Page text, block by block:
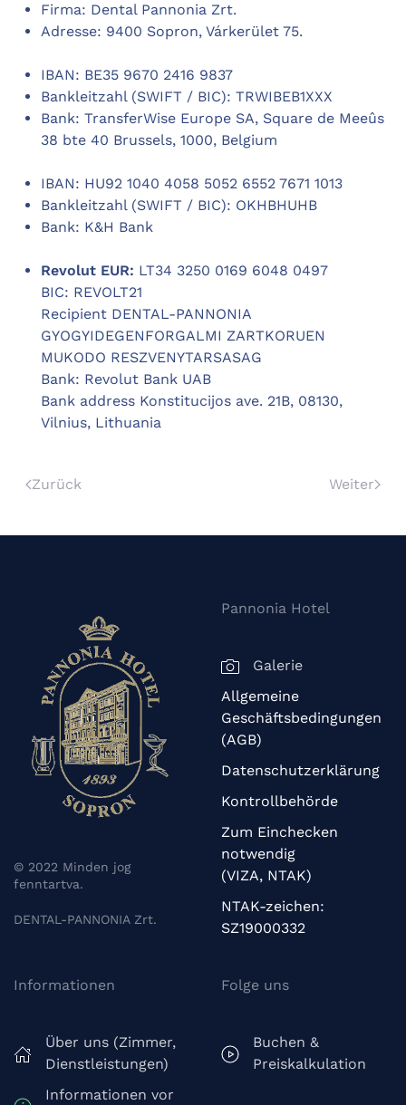
Firma: Dental Pannonia Zrt.
Adresse: 9400 Sopron, Várkerület 75.
IBAN: BE35 9670 2416 9837
Bankleitzahl (SWIFT / BIC): TRWIBEB1XXX
Bank: TransferWise Europe SA, Square de Meeûs
38 bte 40 Brussels, 1000, Belgium
IBAN: HU92 1040 4058 5052 6552 7671 1013
Bankleitzahl (SWIFT / BIC): OKHBHUHB
Bank: K&H Bank
Revolut EUR: LT34 3250 0169 6048 0497
BIC: REVOLT21
Recipient DENTAL-PANNONIA
GYOGYIDEGENFORGALMI ZARTKORUEN
MUKODO RESZVENYTARSASAG
Bank: Revolut Bank UAB
Bank address Konstitucijos ave. 21B, 08130,
Vilnius, Lithuania
Zurück Weiter
© 2022 Minden jog
fenntartva.
DENTAL-PANNONIA Zrt.
Pannonia Hotel
Galerie
Allgemeine
Geschäftsbedingungen
(AGB)
Datenschutzerklärung
Kontrollbehörde
Zum Einchecken
notwendig
(VIZA, NTAK)
NTAK-zeichen:
SZ19000332
Informationen
Über uns (Zimmer,
Dienstleistungen)
Informationen vor
Folge uns
Buchen &
Preiskalkulation